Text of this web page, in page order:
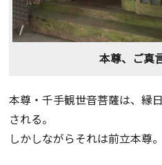
本尊、ご真
本尊・千手観世音菩薩は、縁
される。
しかしながらそれは前立本尊。